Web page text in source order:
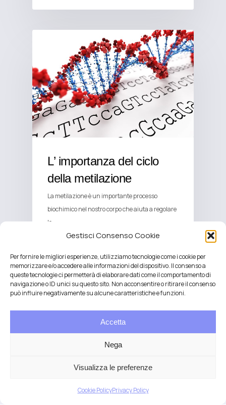
Gestisci Consenso Cookie
Per fornire le migliori esperienze, utilizziamo tecnologie come i cookie per
memorizzare e/o accedere alle informazioni del dispositivo. Il consenso a
queste tecnologie ci permetterà di elaborare dati come il comportamento di
navigazione o ID unici su questo sito. Non acconsentire o ritirare il consenso
può influire negativamente su alcune caratteristiche e funzioni.
Accetta
Nega
Visualizza le preferenze
Cookie PolicyPrivacy Policy
L’ importanza del ciclo
della metilazione
La metilazione è un importante processo
biochimico nel nostro corpo che aiuta a regolare
le…
Mendrisio e Lugano